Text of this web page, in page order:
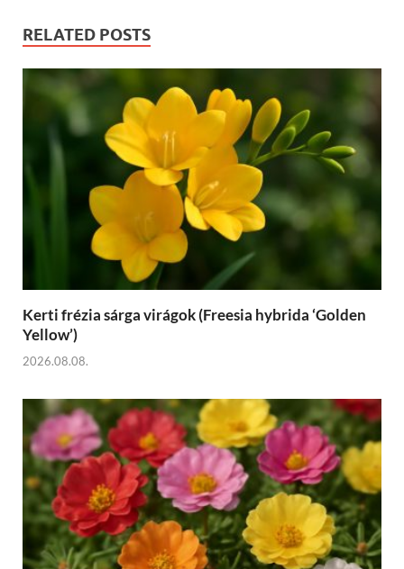
RELATED POSTS
Kerti frézia sárga virágok (Freesia hybrida ‘Golden
Yellow’)
2026.08.08.